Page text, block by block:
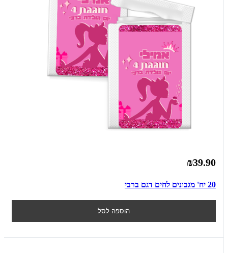
₪39.90
20 יח' מגבונים לחים דגם ברבי
הוספה לסל